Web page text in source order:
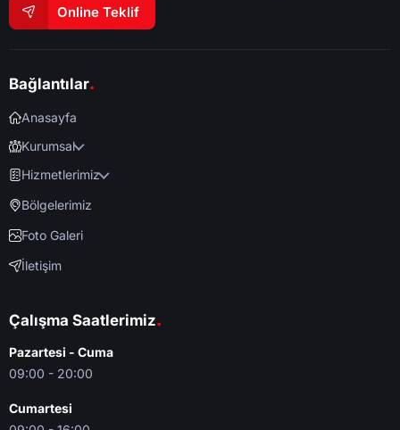
Online Teklif
Bağlantılar.
Anasayfa
Kurumsal
Hizmetlerimiz
Bölgelerimiz
Foto Galeri
İletişim
Çalışma Saatlerimiz.
Pazartesi - Cuma
09:00 - 20:00
Cumartesi